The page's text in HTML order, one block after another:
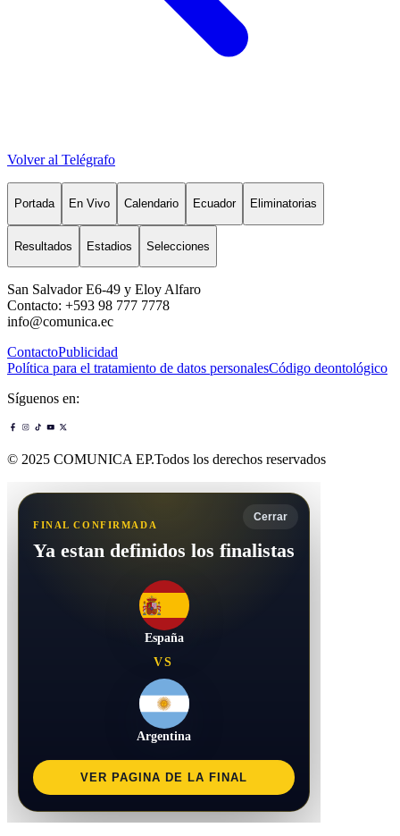
Volver al Telégrafo
Portada En Vivo Calendario Ecuador Eliminatorias
Resultados Estadios Selecciones
San Salvador E6-49 y Eloy Alfaro
Contacto: +593 98 777 7778
info@comunica.ec
ContactoPublicidad
Política para el tratamiento de datos personalesCódigo deontológico
Síguenos en:
© 2025 COMUNICA EP.Todos los derechos reservados
Cerrar
FINAL CONFIRMADA
Ya estan definidos los finalistas
España
VS
Argentina
VER PAGINA DE LA FINAL